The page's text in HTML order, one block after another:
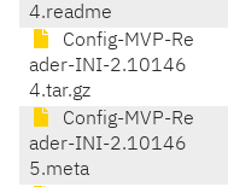
4.readme
Config-MVP-Re
ader-INI-2.10146
4.tar.gz
Config-MVP-Re
ader-INI-2.10146
5.meta